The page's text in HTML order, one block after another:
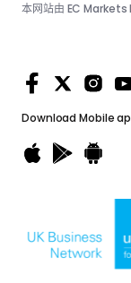
Download Mobile
本网站由 EC Markets